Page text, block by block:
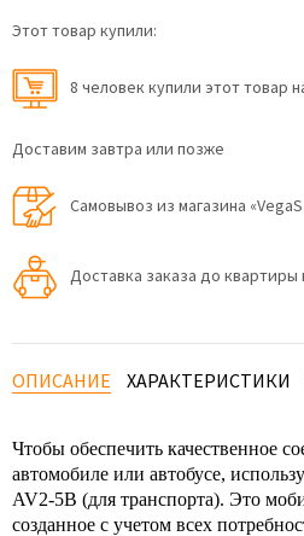
Этот товар купили:
8 человек купили этот товар
Доставим завтра или позже
Самовывоз из магазина
Доставка заказа до квартиры
ОПИСАНИЕ ХАРАКТЕРИСТИКИ
Чтобы обеспечить качественное
автомобиле или автобусе,
AV2-5B (для транспорта). Это
созданное с учетом всех